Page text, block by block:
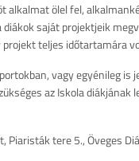
alkalmat ölel fel,
saját projektjeik
teljes időtartamára
vagy egyénileg is
az Iskola diákjának
Piaristák tere 5., Öveges